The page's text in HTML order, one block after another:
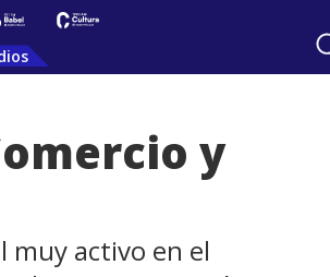
y
muy activo en el